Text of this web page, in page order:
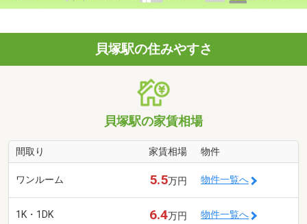
貝塚駅の住みやすさ
貝塚駅の家賃相場
間取り 家賃相場 物件
ワンルーム 5.5万円 物件一覧へ
1K・1DK 6.4万円 物件一覧へ